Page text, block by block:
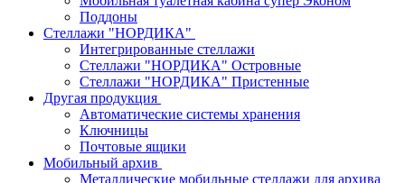
Поддоны
Стеллажи "НОРДИКА"
Интегрированные стеллажи
Стеллажи "НОРДИКА" Островные
Стеллажи "НОРДИКА" Пристенные
Другая продукция
Автоматические системы хранения
Ключницы
Почтовые ящики
Мобильный архив
Металлические мобильные стеллажи для архива